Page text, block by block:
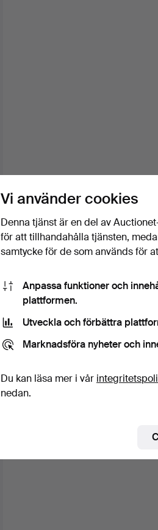
Vi använder cookies
Denna tjänst är en del av
för att tillhandahålla tjänsten,
samtycke för de som används för
Anpassa funktioner och
plattformen.
Utveckla och förbättra
Marknadsföra nyheter och
Du kan läsa mer i vår
nedan.